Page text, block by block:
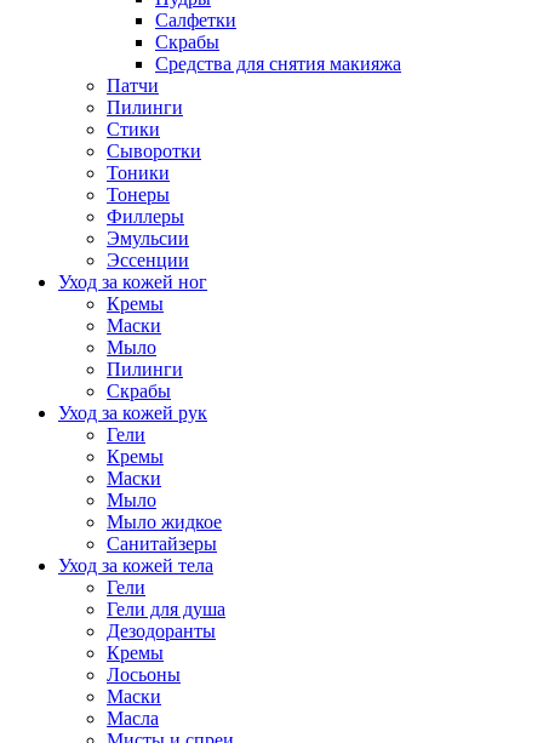
Салфетки
Скрабы
Средства для снятия макияжа
Патчи
Пилинги
Стики
Сыворотки
Тоники
Тонеры
Филлеры
Эмульсии
Эссенции
Уход за кожей ног
Кремы
Маски
Мыло
Пилинги
Скрабы
Уход за кожей рук
Гели
Кремы
Маски
Мыло
Мыло жидкое
Санитайзеры
Уход за кожей тела
Гели
Гели для душа
Дезодоранты
Кремы
Лосьоны
Маски
Масла